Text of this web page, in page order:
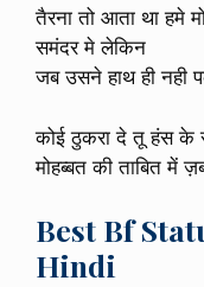
तैरना तो आता था हमे
समंदर मे लेकिन
जब उसने हाथ ही नही
कोई ठुकरा दे तू हंस के
मोहब्बत की ताबित में
Best Bf
Hindi